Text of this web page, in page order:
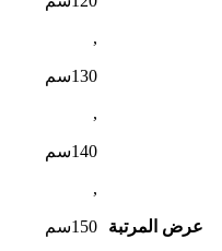
عرض المرتبة
,
130سم
,
140سم
,
150سم